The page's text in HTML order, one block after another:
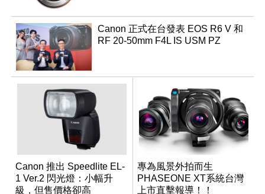
Canon 正式在台發表 EOS R6 V 和
RF 20-50mm F4L IS USM PZ
Canon 推出 Speedlite EL-
1 Ver.2 閃光燈：小幅升
級，但售價格卻高
專為風景外拍而生
PHASEONE XT系統台灣
上市直擊報導！！